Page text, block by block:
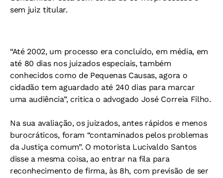
sem juiz titular.
“Até 2002, um processo era concluído, em média, em
até 80 dias nos juizados especiais, também
conhecidos como de Pequenas Causas, agora o
cidadão tem aguardado até 240 dias para marcar
uma audiência”, critica o advogado José Correia Filho.
Na sua avaliação, os juizados, antes rápidos e menos
burocráticos, foram “contaminados pelos problemas
da Justiça comum”. O motorista Lucivaldo Santos
disse a mesma coisa, ao entrar na fila para
reconhecimento de firma, às 8h, com previsão de ser